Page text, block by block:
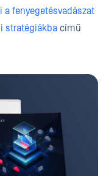
a fenyegetésvadászat
stratégiákba című
új
ellenőrzött fájlok